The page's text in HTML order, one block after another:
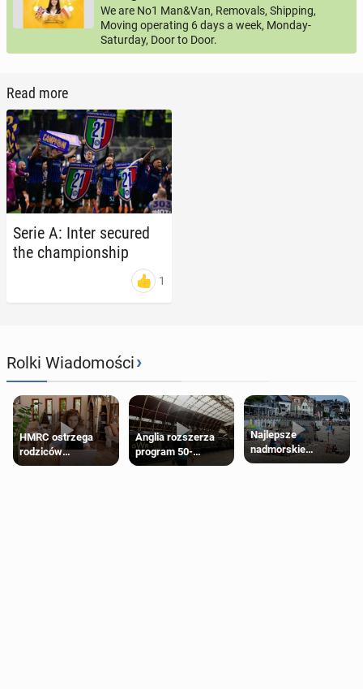
We are No1 Man&Van, Removals, Shipping,
Moving operating 6 days a week, Monday-
Saturday, Door to Door.
Read more
Serie A: Inter secured
the cham­pi­onship
1
Rolki Wiadomości›
HMRC ostrzega
rodziców
pobierających Child
Anglia rozszerza
program 50-
procentowych
Najlepsze
nadmorskie
miasteczko blisko